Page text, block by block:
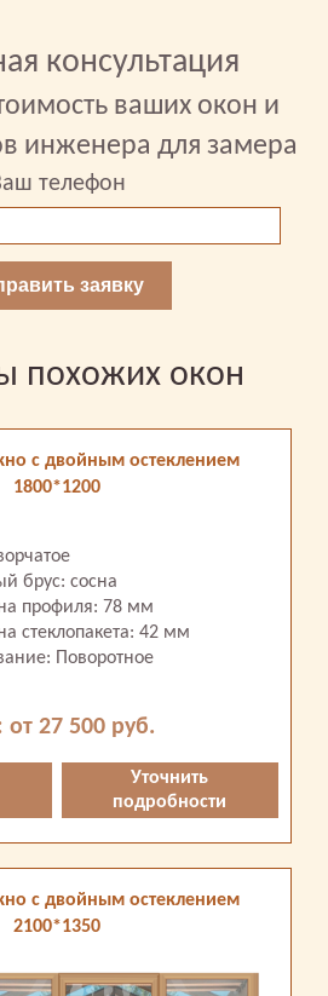
консультация
ваших окон и
инженера для замера
телефон
заявку
похожих окон
с двойным остеклением
1800*1200
брус: сосна
профиля: 78 мм
стеклопакета: 42 мм
Поворотное
от 27 500 руб.
Уточнить
подробности
с двойным остеклением
2100*1350